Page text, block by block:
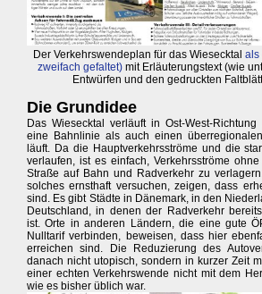
Der Verkehrswendeplan für das Wiesecktal als
zweifach gefaltet) mit Erläuterungstext (wie
Entwürfen und den gedruckten
Die Grundidee
Das Wiesecktal verläuft in Ost-West-
eine Bahnlinie als auch einen
läuft. Da die Hauptverkehrsströme und die
verlaufen, ist es einfach, Verkehrsströme
Straße auf Bahn und Radverkehr zu
solches ernsthaft versuchen, zeigen, dass
sind. Es gibt Städte in Dänemark, in den
Deutschland, in denen der Radverkehr
ist. Orte in anderen Ländern, die eine gute
Nulltarif verbinden, beweisen, dass hier
erreichen sind. Die Reduzierung des
danach nicht utopisch, sondern in kurzer Zeit
einer echten Verkehrswende nicht mit dem
wie es bisher üblich war.